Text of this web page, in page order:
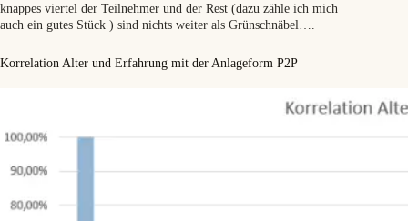
knappes viertel der Teilnehmer und der Rest (dazu zähle ich mich
auch ein gutes Stück ) sind nichts weiter als Grünschnäbel….
Korrelation Alter und Erfahrung mit der Anlageform P2P